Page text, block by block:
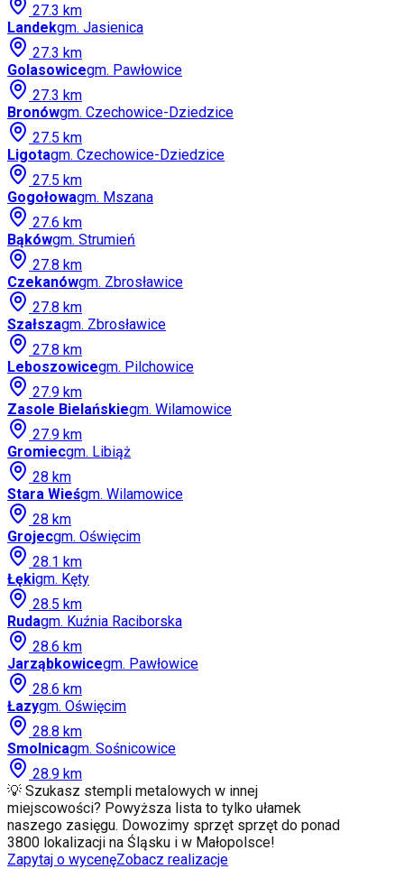
27.3 km
Landekgm. Jasienica
27.3 km
Golasowicegm. Pawłowice
27.3 km
Bronówgm. Czechowice-Dziedzice
27.5 km
Ligotagm. Czechowice-Dziedzice
27.5 km
Gogołowagm. Mszana
27.6 km
Bąkówgm. Strumień
27.8 km
Czekanówgm. Zbrosławice
27.8 km
Szałszagm. Zbrosławice
27.8 km
Leboszowicegm. Pilchowice
27.9 km
Zasole Bielańskiegm. Wilamowice
27.9 km
Gromiecgm. Libiąż
28 km
Stara Wieśgm. Wilamowice
28 km
Grojecgm. Oświęcim
28.1 km
Łękigm. Kęty
28.5 km
Rudagm. Kuźnia Raciborska
28.6 km
Jarząbkowicegm. Pawłowice
28.6 km
Łazygm. Oświęcim
28.8 km
Smolnicagm. Sośnicowice
28.9 km
💡 Szukasz stempli metalowych w innej
miejscowości? Powyższa lista to tylko ułamek
naszego zasięgu. Dowozimy sprzęt sprzęt do ponad
3800 lokalizacji na Śląsku i w Małopolsce!
Zapytaj o wycenęZobacz realizacje